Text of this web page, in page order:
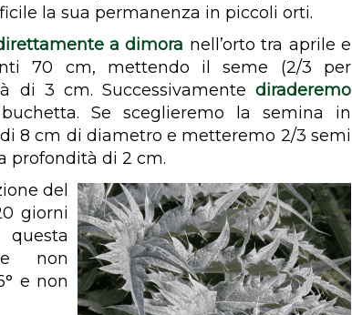
la sua permanenza in piccoli orti.
a dimora nell’orto tra aprile e
70 cm, mettendo il seme (2/3 per
di 3 cm. Successivamente diraderemo
Se sceglieremo la semina in
8 cm di diametro e metteremo 2/3 semi
profondità di 2 cm.
del
giorni
non
e non